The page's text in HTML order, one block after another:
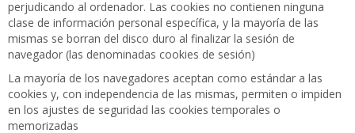
perjudicando al ordenador. Las cookies no contienen ninguna
clase de información personal específica, y la mayoría de las
mismas se borran del disco duro al finalizar la sesión de
navegador (las denominadas cookies de sesión)
La mayoría de los navegadores aceptan como estándar a las
cookies y, con independencia de las mismas, permiten o impiden
en los ajustes de seguridad las cookies temporales o
memorizadas